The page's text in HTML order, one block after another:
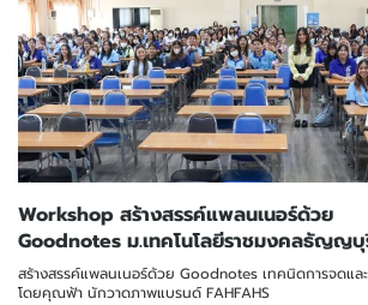
Workshop สร้างสรรค์แพลนเนอร์ด้วย
Goodnotes ม.เทคโนโลยีราชมงคลธัญญ
สร้างสรรค์แพลนเนอร์ด้วย Goodnotes เทคนิดการจดและ
โดยคุณฟ้า นักวาดภาพแบรนด์ FAHFAHS